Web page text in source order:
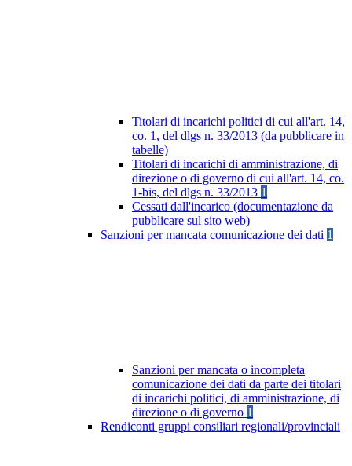
Titolari di incarichi politici di cui all'art. 14,
co. 1, del dlgs n. 33/2013 (da pubblicare in
tabelle)
Titolari di incarichi di amministrazione, di
direzione o di governo di cui all'art. 14, co.
1-bis, del dlgs n. 33/2013 1
Cessati dall'incarico (documentazione da
pubblicare sul sito web)
Sanzioni per mancata comunicazione dei dati 1
Sanzioni per mancata o incompleta
comunicazione dei dati da parte dei titolari
di incarichi politici, di amministrazione, di
direzione o di governo 1
Rendiconti gruppi consiliari regionali/provinciali